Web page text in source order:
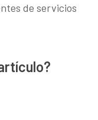
de servicios